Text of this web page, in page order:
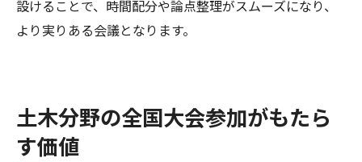
設けることで、時間配分や論点整理がスムーズになり、
より実りある会議となります。
土木分野の全国大会参加がもたら
す価値